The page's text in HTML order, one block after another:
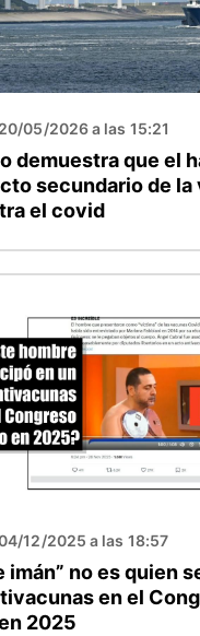
05/2026 a las 15:21
demuestra que el
secundario de la
el covid
12/2025 a las 18:57
imán” no es quien
en el
2025